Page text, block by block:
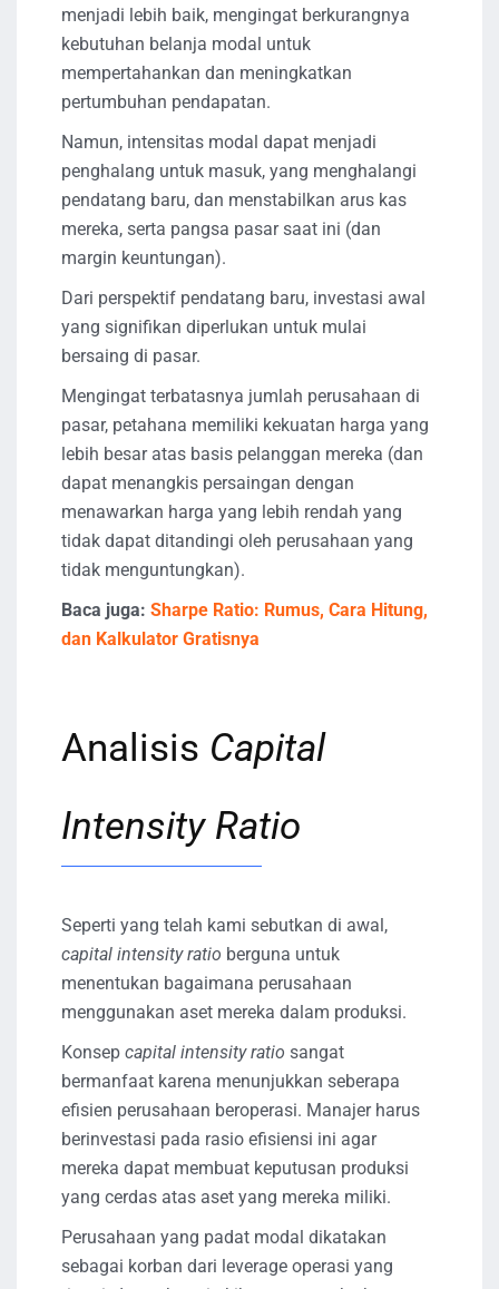
menjadi lebih baik, mengingat berkurangnya
kebutuhan belanja modal untuk
mempertahankan dan meningkatkan
pertumbuhan pendapatan.
Namun, intensitas modal dapat menjadi
penghalang untuk masuk, yang menghalangi
pendatang baru, dan menstabilkan arus kas
mereka, serta pangsa pasar saat ini (dan
margin keuntungan).
Dari perspektif pendatang baru, investasi awal
yang signifikan diperlukan untuk mulai
bersaing di pasar.
Mengingat terbatasnya jumlah perusahaan di
pasar, petahana memiliki kekuatan harga yang
lebih besar atas basis pelanggan mereka (dan
dapat menangkis persaingan dengan
menawarkan harga yang lebih rendah yang
tidak dapat ditandingi oleh perusahaan yang
tidak menguntungkan).
Baca juga: Sharpe Ratio: Rumus, Cara Hitung,
dan Kalkulator Gratisnya
Analisis Capital
Intensity Ratio
Seperti yang telah kami sebutkan di awal,
capital intensity ratio berguna untuk
menentukan bagaimana perusahaan
menggunakan aset mereka dalam produksi.
Konsep capital intensity ratio sangat
bermanfaat karena menunjukkan seberapa
efisien perusahaan beroperasi. Manajer harus
berinvestasi pada rasio efisiensi ini agar
mereka dapat membuat keputusan produksi
yang cerdas atas aset yang mereka miliki.
Perusahaan yang padat modal dikatakan
sebagai korban dari leverage operasi yang